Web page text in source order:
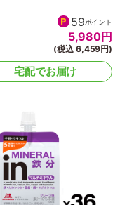
59ポイント
5,980円
(税込 6,459円)
宅配でお届け